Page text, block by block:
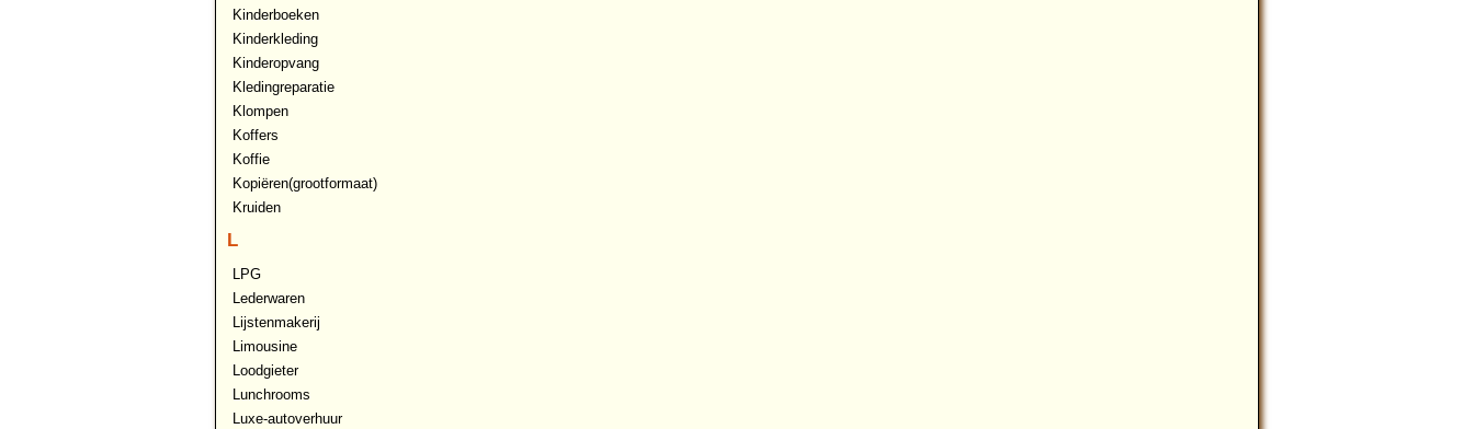
Kinderboeken
Kinderkleding
Kinderopvang
Kledingreparatie
Klompen
Koffers
Koffie
Kopiëren(grootformaat)
Kruiden
L
LPG
Lederwaren
Lijstenmakerij
Limousine
Loodgieter
Lunchrooms
Luxe-autoverhuur